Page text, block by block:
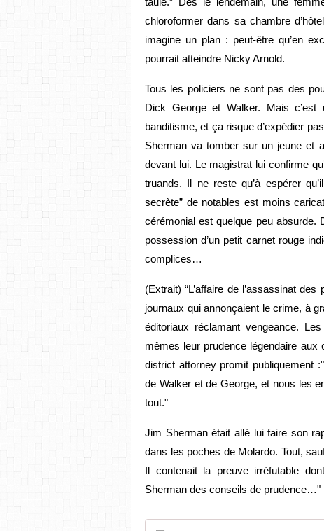
chloroformer dans sa chambre
imagine un plan : peut-être qu’en
pourrait atteindre Nicky Arnold.
Tous les policiers ne sont pas des
Dick George et Walker. Mais
banditisme, et ça risque d’expédier
Sherman va tomber sur un jeune et
devant lui. Le magistrat lui confirme
truands. Il ne reste qu’à espérer
secrète” de notables est moins
cérémonial est quelque peu
possession d’un petit carnet rouge
complices…
(Extrait) “L’affaire de l’assassinat
journaux qui annonçaient le crime, à
éditoriaux réclamant vengeance.
mêmes leur prudence légendaire aux
district attorney promit publiquement
de Walker et de George, et nous les
tout."
Jim Sherman était allé lui faire son
dans les poches de Molardo. Tout,
Il contenait la preuve irréfutable
Sherman des conseils de prudence…"